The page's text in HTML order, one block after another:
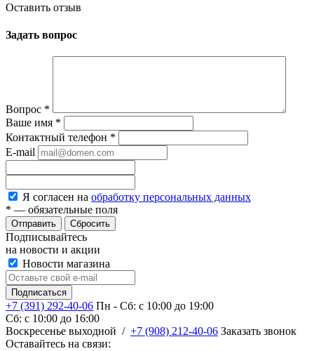
Оставить отзыв
Задать вопрос
Вопрос *
Ваше имя *
Контактный телефон *
E-mail
Я согласен на обработку персональных данных
* — обязательные поля
Сбросить
Подписывайтесь
на новости и акции
Новости магазина
+7 (391) 292-40-06 Пн - Сб: c 10:00 до 19:00
Сб: c 10:00 до 16:00
​Воскресенье выходной / +7 (908) 212-40-06 Заказать звонок
Оставайтесь на связи: